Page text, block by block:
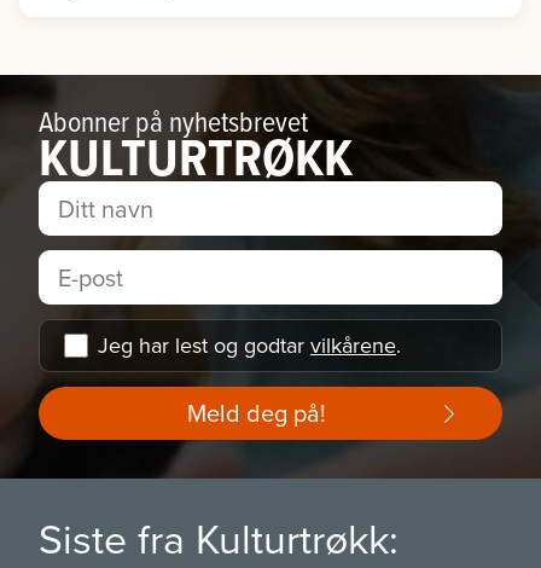
Abonner på nyhetsbrevet
KULTURTRØKK
Jeg har lest og godtar vilkårene.
Meld deg på!
Siste fra Kulturtrøkk: